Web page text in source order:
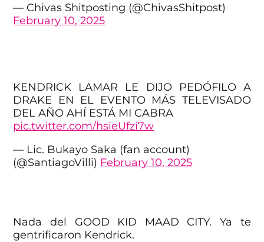
— Chivas Shitposting (@ChivasShitpost)
February 10, 2025
KENDRICK LAMAR LE DIJO PEDÓFILO A
DRAKE EN EL EVENTO MÁS TELEVISADO
DEL AÑO AHÍ ESTÁ MI CABRA
pic.twitter.com/hsieUfzi7w
— Lic. Bukayo Saka (fan account)
(@SantiagoVilli) February 10, 2025
Nada del GOOD KID MAAD CITY. Ya te
gentrificaron Kendrick.